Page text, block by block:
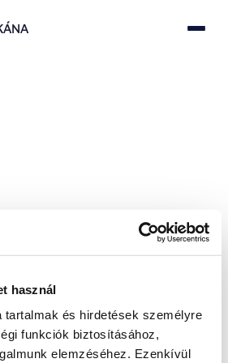
használ
tartalmak és hirdetések személyre
funkciók biztosításához,
elemzéséhez. Ezenkívül
Bezárás